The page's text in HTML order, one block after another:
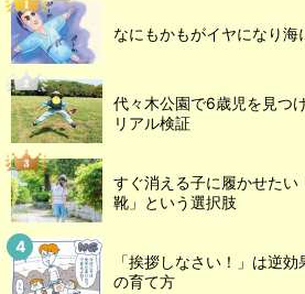
なにもかもがイヤになり海
代々木公園で6歳児を見つ
リアル検証
すぐ消える子に履かせたい
靴」という選択肢
「挨拶しなさい！」は逆
の育て方